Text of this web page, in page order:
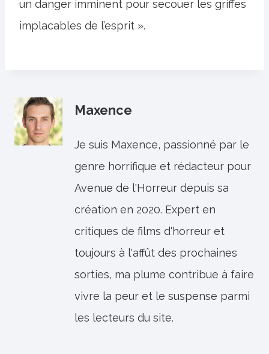
un danger imminent pour secouer les griffes
implacables de l’esprit ».
Maxence
Je suis Maxence, passionné par le
genre horrifique et rédacteur pour
Avenue de l'Horreur depuis sa
création en 2020. Expert en
critiques de films d'horreur et
toujours à l'affût des prochaines
sorties, ma plume contribue à faire
vivre la peur et le suspense parmi
les lecteurs du site.